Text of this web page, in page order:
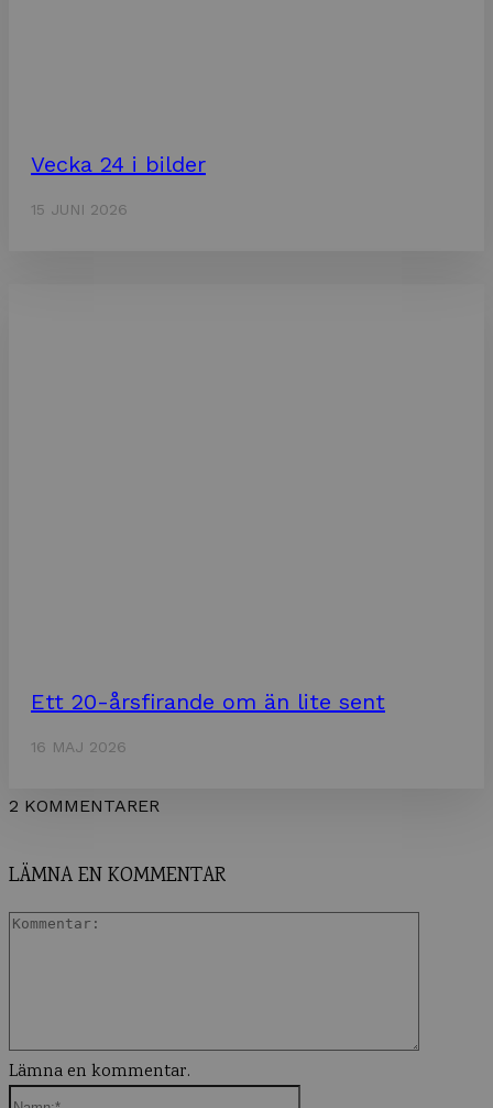
Vecka 24 i bilder
15 JUNI 2026
Ett 20-årsfirande om än lite sent
16 MAJ 2026
2 KOMMENTARER
LÄMNA EN KOMMENTAR
Lämna en kommentar.